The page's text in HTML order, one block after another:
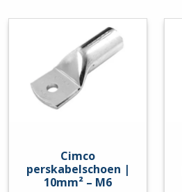
Cimco
perskabelschoen |
10mm² – M6